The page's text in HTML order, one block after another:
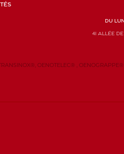
DU
41 allée
OENOTELEC® ,